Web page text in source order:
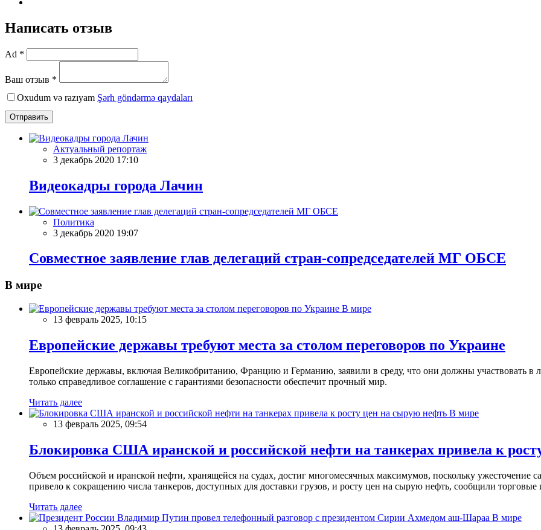
Написать отзыв
Ad *
Ваш отзыв *
Oxudum və razıyam Şərh göndərmə qaydaları
Отправить
Актуальный репортаж
3 декабрь 2020 17:10
Видеокадры города Лачин
Политика
3 декабрь 2020 19:07
Совместное заявление глав делегаций стран-сопредседателей МГ ОБСЕ
В мире
В мире
13 февраль 2025, 10:15
Европейские державы требуют места за столом переговоров по Украине
Европейские державы, включая Великобританию, Францию и Германию, заявили в среду, что они должны участвовать в
только справедливое соглашение с гарантиями безопасности обеспечит прочный мир.
Читать далее
В мире
13 февраль 2025, 09:54
Блокировка США иранской и российской нефти на танкерах привела к
Объем российской и иранской нефти, хранящейся на судах, достиг многомесячных максимумов, поскольку
привело к сокращению числа танкеров, доступных для доставки грузов, и росту цен на сырую нефть, сообщили торговые
Читать далее
В мире